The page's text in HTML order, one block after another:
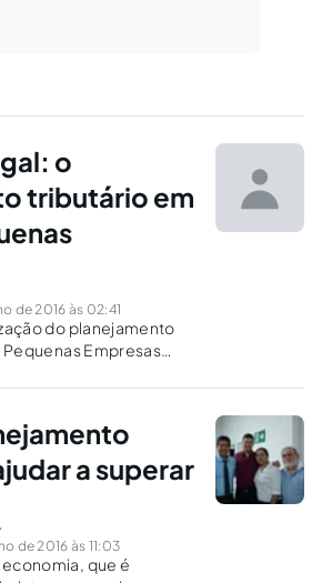
o
tributário em
de 2016 às 02:41
do planejamento
Empresas
a superar
de 2016 às 11:03
que é